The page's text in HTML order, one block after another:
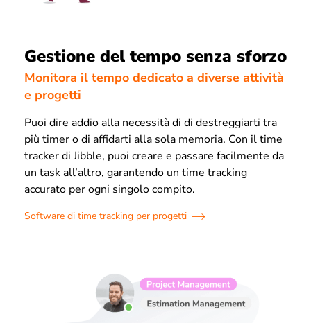
Gestione del tempo senza sforzo
Monitora il tempo dedicato a diverse attività
e progetti
Puoi dire addio alla necessità di di destreggiarti tra
più timer o di affidarti alla sola memoria. Con il time
tracker di Jibble, puoi creare e passare facilmente da
un task all’altro, garantendo un time tracking
accurato per ogni singolo compito.
Software di time tracking per progetti